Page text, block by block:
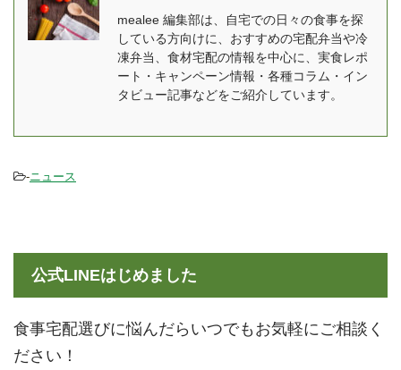
で、年末年始を家でゆっ
くりと過ごしたい方にお
すすめです！ また、時代
の変化に伴っておせちの
種類も多様化しており、
はインタビューを受けて
いただきありがとうござ
います。 清水：ウェルネ
スダイニングの清水で
実施させ ...
mealee 編集部は、自宅での日々の食事を探
している方向けに、おすすめの宅配弁当や冷
凍弁当、食材宅配の情報を中心に、実食レポ
ート・キャンペーン情報・各種コラム・イン
タビュー記事などをご紹介しています。
-ニュース
公式LINEはじめました
食事宅配選びに悩んだらいつでもお気軽にご相談く
ださい！